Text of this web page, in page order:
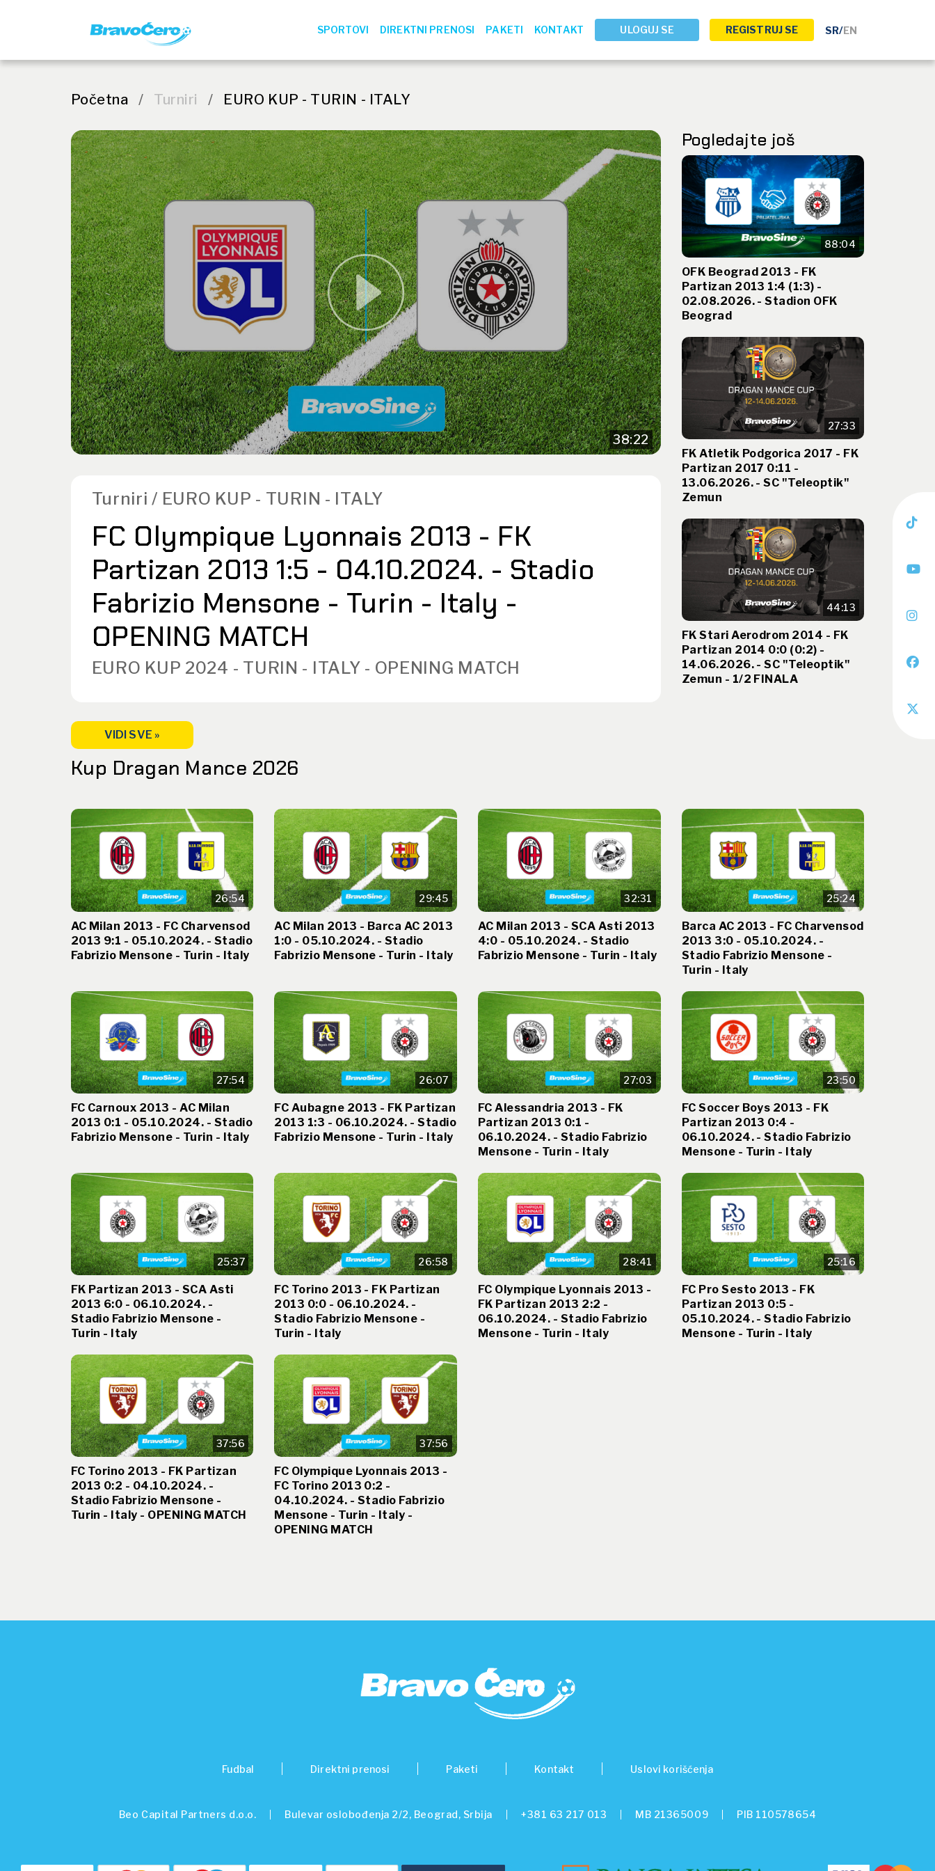
SPORTOVI DIREKTNI PRENOSI PAKETI KONTAKT ULOGUJ SE REGISTRUJ SE SR/EN
Početna / Turniri / EURO KUP - TURIN - ITALY
38:22
Turniri / EURO KUP - TURIN - ITALY
FC Olympique Lyonnais 2013 - FK
Partizan 2013 1:5 - 04.10.2024. - Stadio
Fabrizio Mensone - Turin - Italy -
OPENING MATCH
EURO KUP 2024 - TURIN - ITALY - OPENING MATCH
Pogledajte još
88:04
OFK Beograd 2013 - FK
Partizan 2013 1:4 (1:3) -
02.08.2026. - Stadion OFK
Beograd
27:33
FK Atletik Podgorica 2017 - FK
Partizan 2017 0:11 -
13.06.2026. - SC "Teleoptik"
Zemun
44:13
FK Stari Aerodrom 2014 - FK
Partizan 2014 0:0 (0:2) -
14.06.2026. - SC "Teleoptik"
Zemun - 1/2 FINALA
VIDI SVE »
Kup Dragan Mance 2026
26:54
AC Milan 2013 - FC Charvensod
2013 9:1 - 05.10.2024. - Stadio
Fabrizio Mensone - Turin - Italy
29:45
AC Milan 2013 - Barca AC 2013
1:0 - 05.10.2024. - Stadio
Fabrizio Mensone - Turin - Italy
32:31
AC Milan 2013 - SCA Asti 2013
4:0 - 05.10.2024. - Stadio
Fabrizio Mensone - Turin - Italy
25:24
Barca AC 2013 - FC Charvensod
2013 3:0 - 05.10.2024. -
Stadio Fabrizio Mensone -
Turin - Italy
27:54
FC Carnoux 2013 - AC Milan
2013 0:1 - 05.10.2024. - Stadio
Fabrizio Mensone - Turin - Italy
26:07
FC Aubagne 2013 - FK Partizan
2013 1:3 - 06.10.2024. - Stadio
Fabrizio Mensone - Turin - Italy
27:03
FC Alessandria 2013 - FK
Partizan 2013 0:1 -
06.10.2024. - Stadio Fabrizio
Mensone - Turin - Italy
23:50
FC Soccer Boys 2013 - FK
Partizan 2013 0:4 -
06.10.2024. - Stadio Fabrizio
Mensone - Turin - Italy
25:37
FK Partizan 2013 - SCA Asti
2013 6:0 - 06.10.2024. -
Stadio Fabrizio Mensone -
Turin - Italy
26:58
FC Torino 2013 - FK Partizan
2013 0:0 - 06.10.2024. -
Stadio Fabrizio Mensone -
Turin - Italy
28:41
FC Olympique Lyonnais 2013 -
FK Partizan 2013 2:2 -
06.10.2024. - Stadio Fabrizio
Mensone - Turin - Italy
25:16
FC Pro Sesto 2013 - FK
Partizan 2013 0:5 -
05.10.2024. - Stadio Fabrizio
Mensone - Turin - Italy
37:56
FC Torino 2013 - FK Partizan
2013 0:2 - 04.10.2024. -
Stadio Fabrizio Mensone -
Turin - Italy - OPENING MATCH
37:56
FC Olympique Lyonnais 2013 -
FC Torino 2013 0:2 -
04.10.2024. - Stadio Fabrizio
Mensone - Turin - Italy -
OPENING MATCH
Fudbal Direktni prenosi Paketi Kontakt Uslovi korišćenja
Beo Capital Partners d.o.o. Bulevar oslobođenja 2/2, Beograd, Srbija +381 63 217 013 MB 21365009 PIB 110578654